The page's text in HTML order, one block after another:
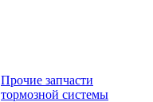
Прочие запчасти
тормозной системы